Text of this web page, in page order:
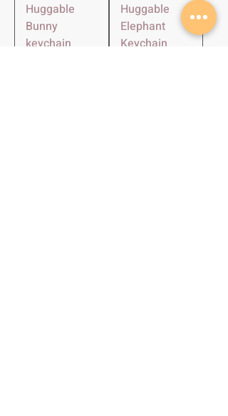
Huggable
Bunny
keychain
Huggable
Elephant
Keychain